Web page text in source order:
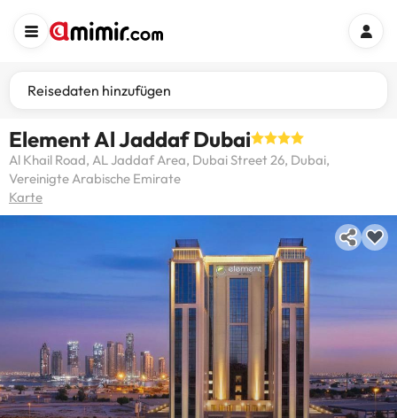
Reisedaten hinzufügen
Element Al Jaddaf Dubai
Al Khail Road, AL Jaddaf Area, Dubai Street 26, Dubai,
Vereinigte Arabische Emirate
Karte